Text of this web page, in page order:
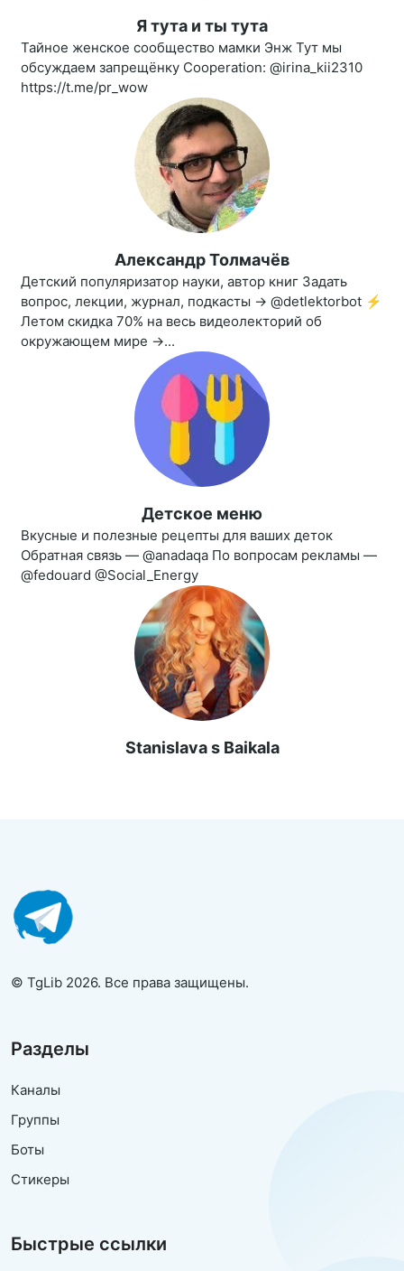
Я тута и ты тута
Тайное женское сообщество мамки Энж Тут мы
обсуждаем запрещёнку Cooperation: @irina_kii2310
https://t.me/pr_wow
Александр Толмачёв
Детский популяризатор науки, автор книг Задать
вопрос, лекции, журнал, подкасты → @detlektorbot ⚡️
Летом скидка 70% на весь видеолекторий об
окружающем мире →...
Детское меню
Вкусные и полезные рецепты для ваших деток
Обратная связь — @anadaqa По вопросам рекламы —
@fedouard @Social_Energy
Stanislava s Baikala
© TgLib 2026. Все права защищены.
Разделы
Каналы
Группы
Боты
Стикеры
Быстрые ссылки